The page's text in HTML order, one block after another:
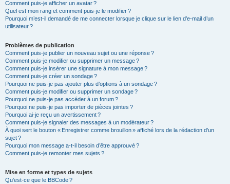
Comment puis-je afficher un avatar ?
Quel est mon rang et comment puis-je le modifier ?
Pourquoi m’est-il demandé de me connecter lorsque je clique sur le lien d’e-mail d’un
utilisateur ?
Problèmes de publication
Comment puis-je publier un nouveau sujet ou une réponse ?
Comment puis-je modifier ou supprimer un message ?
Comment puis-je insérer une signature à mon message ?
Comment puis-je créer un sondage ?
Pourquoi ne puis-je pas ajouter plus d’options à un sondage ?
Comment puis-je modifier ou supprimer un sondage ?
Pourquoi ne puis-je pas accéder à un forum ?
Pourquoi ne puis-je pas importer de pièces jointes ?
Pourquoi ai-je reçu un avertissement ?
Comment puis-je signaler des messages à un modérateur ?
À quoi sert le bouton « Enregistrer comme brouillon » affiché lors de la rédaction d’un
sujet ?
Pourquoi mon message a-t-il besoin d’être approuvé ?
Comment puis-je remonter mes sujets ?
Mise en forme et types de sujets
Qu’est-ce que le BBCode ?